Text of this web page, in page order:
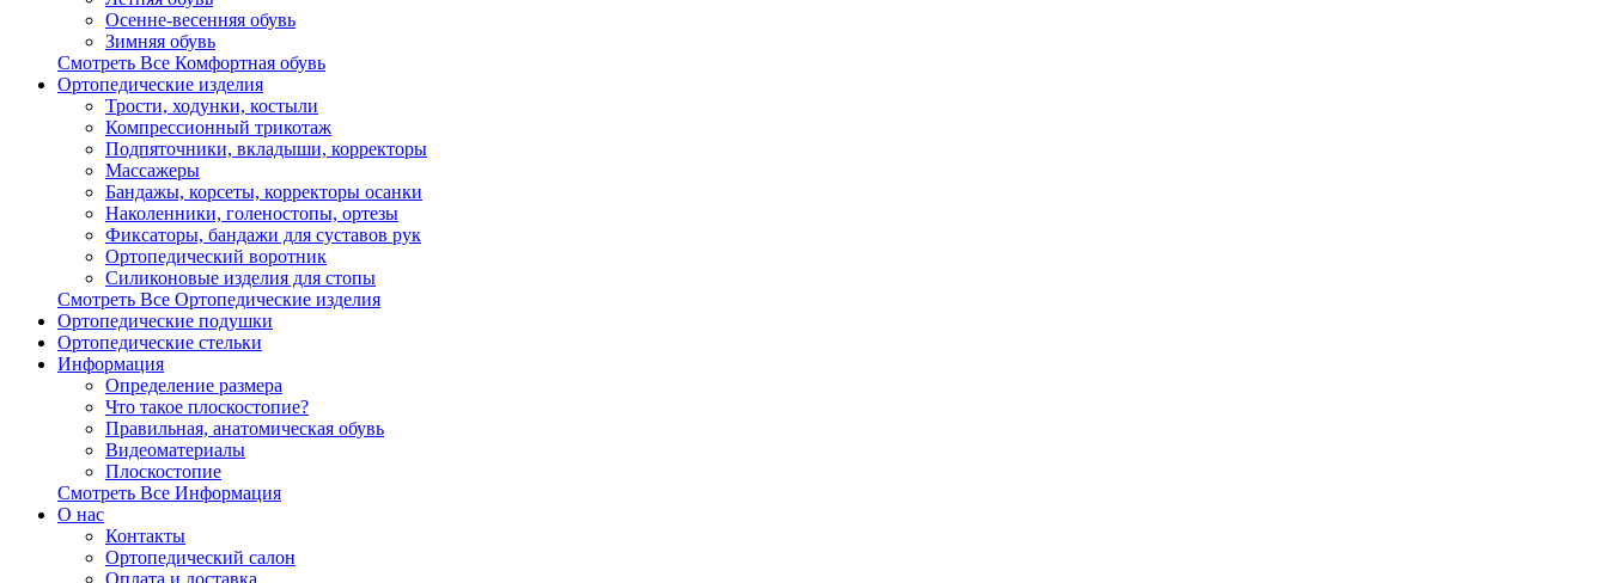
Осенне-весенняя обувь
Зимняя обувь
Смотреть Все Комфортная обувь
Ортопедические изделия
Трости, ходунки, костыли
Компрессионный трикотаж
Подпяточники, вкладыши, корректоры
Массажеры
Бандажы, корсеты, корректоры осанки
Наколенники, голеностопы, ортезы
Фиксаторы, бандажи для суставов рук
Ортопедический воротник
Силиконовые изделия для стопы
Смотреть Все Ортопедические изделия
Ортопедические подушки
Ортопедические стельки
Информация
Определение размера
Что такое плоскостопие?
Правильная, анатомическая обувь
Видеоматериалы
Плоскостопие
Смотреть Все Информация
О нас
Контакты
Ортопедический салон
Оплата и доставка